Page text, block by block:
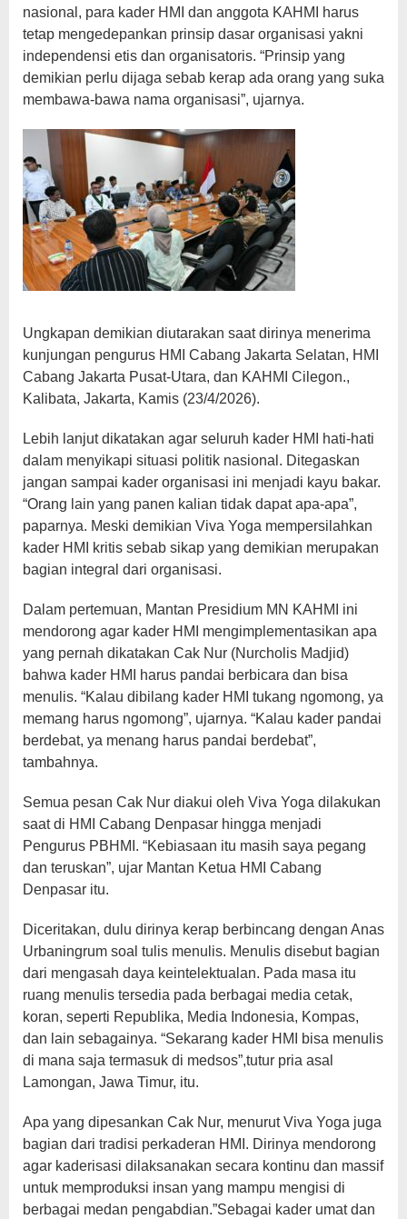
nasional, para kader HMI dan anggota KAHMI harus
tetap mengedepankan prinsip dasar organisasi yakni
independensi etis dan organisatoris. “Prinsip yang
demikian perlu dijaga sebab kerap ada orang yang suka
membawa-bawa nama organisasi”, ujarnya.
Ungkapan demikian diutarakan saat dirinya menerima
kunjungan pengurus HMI Cabang Jakarta Selatan, HMI
Cabang Jakarta Pusat-Utara, dan KAHMI Cilegon.,
Kalibata, Jakarta, Kamis (23/4/2026).
Lebih lanjut dikatakan agar seluruh kader HMI hati-hati
dalam menyikapi situasi politik nasional. Ditegaskan
jangan sampai kader organisasi ini menjadi kayu bakar.
“Orang lain yang panen kalian tidak dapat apa-apa”,
paparnya. Meski demikian Viva Yoga mempersilahkan
kader HMI kritis sebab sikap yang demikian merupakan
bagian integral dari organisasi.
Dalam pertemuan, Mantan Presidium MN KAHMI ini
mendorong agar kader HMI mengimplementasikan apa
yang pernah dikatakan Cak Nur (Nurcholis Madjid)
bahwa kader HMI harus pandai berbicara dan bisa
menulis. “Kalau dibilang kader HMI tukang ngomong, ya
memang harus ngomong”, ujarnya. “Kalau kader pandai
berdebat, ya menang harus pandai berdebat”,
tambahnya.
Semua pesan Cak Nur diakui oleh Viva Yoga dilakukan
saat di HMI Cabang Denpasar hingga menjadi
Pengurus PBHMI. “Kebiasaan itu masih saya pegang
dan teruskan”, ujar Mantan Ketua HMI Cabang
Denpasar itu.
Diceritakan, dulu dirinya kerap berbincang dengan Anas
Urbaningrum soal tulis menulis. Menulis disebut bagian
dari mengasah daya keintelektualan. Pada masa itu
ruang menulis tersedia pada berbagai media cetak,
koran, seperti Republika, Media Indonesia, Kompas,
dan lain sebagainya. “Sekarang kader HMI bisa menulis
di mana saja termasuk di medsos”,tutur pria asal
Lamongan, Jawa Timur, itu.
Apa yang dipesankan Cak Nur, menurut Viva Yoga juga
bagian dari tradisi perkaderan HMI. Dirinya mendorong
agar kaderisasi dilaksanakan secara kontinu dan massif
untuk memproduksi insan yang mampu mengisi di
berbagai medan pengabdian.”Sebagai kader umat dan